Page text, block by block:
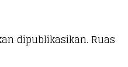
dipublikasikan. Ruas